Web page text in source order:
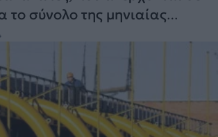
το σύνολο της μηνιαίας
και όλοι οι εμπορικοί και
καταναλωτές